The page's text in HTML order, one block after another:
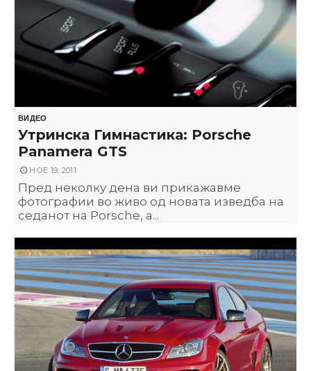
ВИДЕО
Утринска Гимнастика: Porsche
Panamera GTS
НОЕ 19, 2011
Пред неколку дена ви прикажавме
фотографии во живо од новата изведба на
седанот на Porsche, а...